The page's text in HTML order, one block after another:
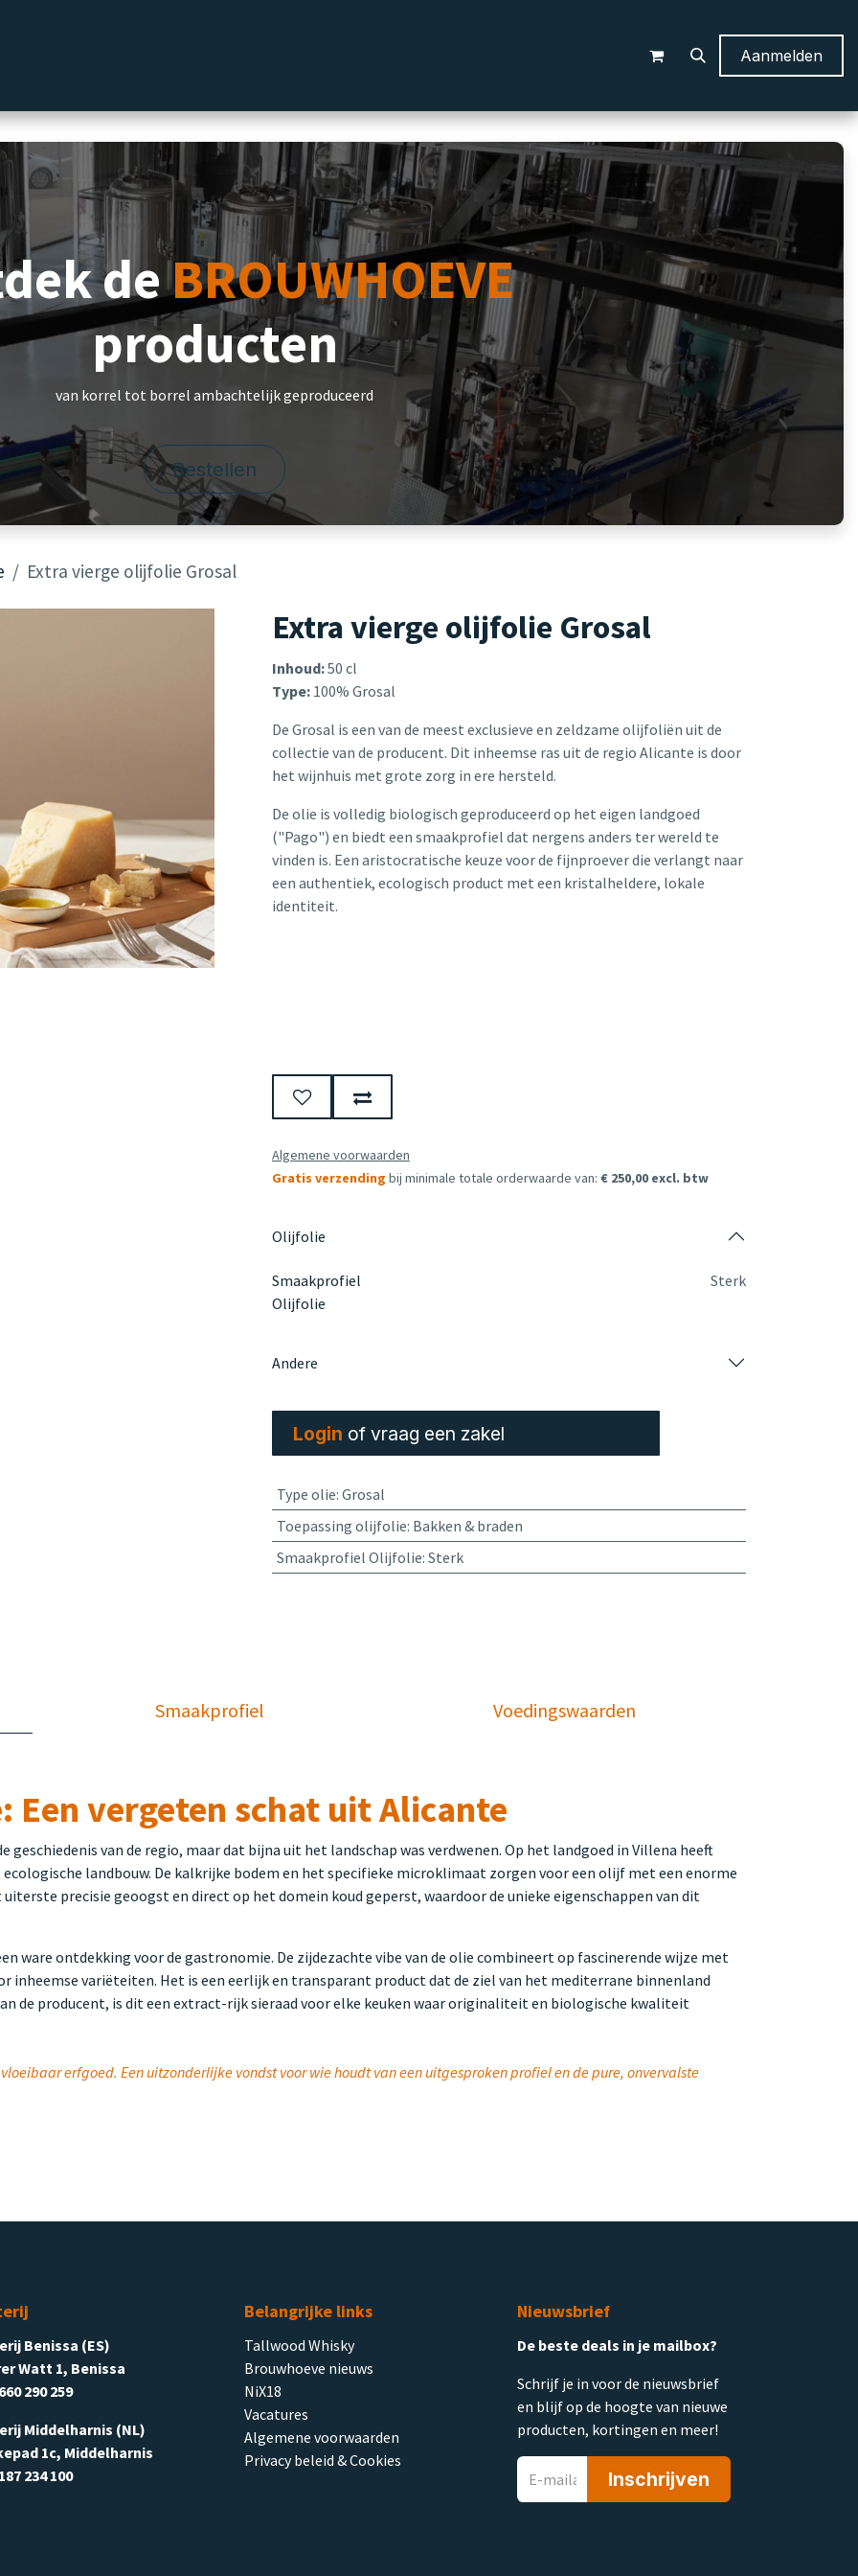
Aanmelden
deBROUWHOEVE
producten
van korrel tot borrel ambachtelijk geproduceerd
Bestellen
Extra vierge olijfolie Grosal
Extra vierge olijfolie Grosal
Inhoud:50 cl
Type: 100% Grosal
De Grosal is een van de meest exclusieve en zeldzame olijfoliën uit de
collectie van de producent. Dit inheemse ras uit de regio Alicante is door
het wijnhuis met grote zorg in ere hersteld.
De olie is volledig biologisch geproduceerd op het eigen landgoed
("Pago") en biedt een smaakprofiel dat nergens anders ter wereld te
vinden is. Een aristocratische keuze voor de fijnproever die verlangt naar
een authentiek, ecologisch product met een kristalheldere, lokale
identiteit.
Algemene voorwaarden
Gratis verzending bij minimale totale orderwaarde van: € 250,00 excl. btw
Olijfolie
Smaakprofiel
Olijfolie
Sterk
Andere
Login of vraag een zakel
Type olie: Grosal
Toepassing olijfolie: Bakken & braden
Smaakprofiel Olijfolie: Sterk
Smaakprofiel Voedingswaarden
Een vergeten schat uit Alicante
geschiedenis van de regio, maar dat bijna uit het landschap was verdwenen. Op het landgoed in Villena heeft
landbouw. De kalkrijke bodem en het specifieke microklimaat zorgen voor een olijf met een enorme
precisie geoogst en direct op het domein koud geperst, waardoor de unieke eigenschappen van dit
ware ontdekking voor de gastronomie. De zijdezachte vibe van de olie combineert op fascinerende wijze met
inheemse variëteiten. Het is een eerlijk en transparant product dat de ziel van het mediterrane binnenland
de producent, is dit een extract-rijk sieraad voor elke keuken waar originaliteit en biologische kwaliteit
erfgoed. Een uitzonderlijke vondst voor wie houdt van een uitgesproken profiel en de pure, onvervalste
Benissa (ES)
Watt 1, Benissa
290 259
Middelharnis (NL)
1c, Middelharnis
234 100
Belangrijke links
Tallwood Whisky
Brouwhoeve nieuws
NiX18
Vacatures
Algemene voorwaarden
Privacy beleid & Cookies
Nieuwsbrief
De beste deals in je mailbox?
Schrijf je in voor de nieuwsbrief
en blijf op de hoogte van nieuwe
producten, kortingen en meer!
Inschrijven